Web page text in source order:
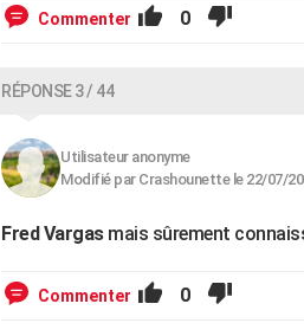
Commenter 0
RÉPONSE 3 / 44
Utilisateur anonyme
Modifié par Crashounette le 22/07/
Fred Vargasmais sûrement
Commenter 0